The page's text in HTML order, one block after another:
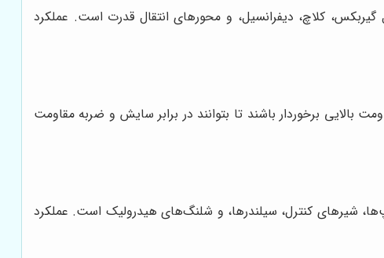
کلاچ، دیفرانسیل، و محورهای انتقال قدرت است. عملکرد
برخوردار باشند تا بتوانند در برابر سایش و ضربه مقاومت
شیرهای کنترل، سیلندرها، و شلنگ‌های هیدرولیک است. عملکرد